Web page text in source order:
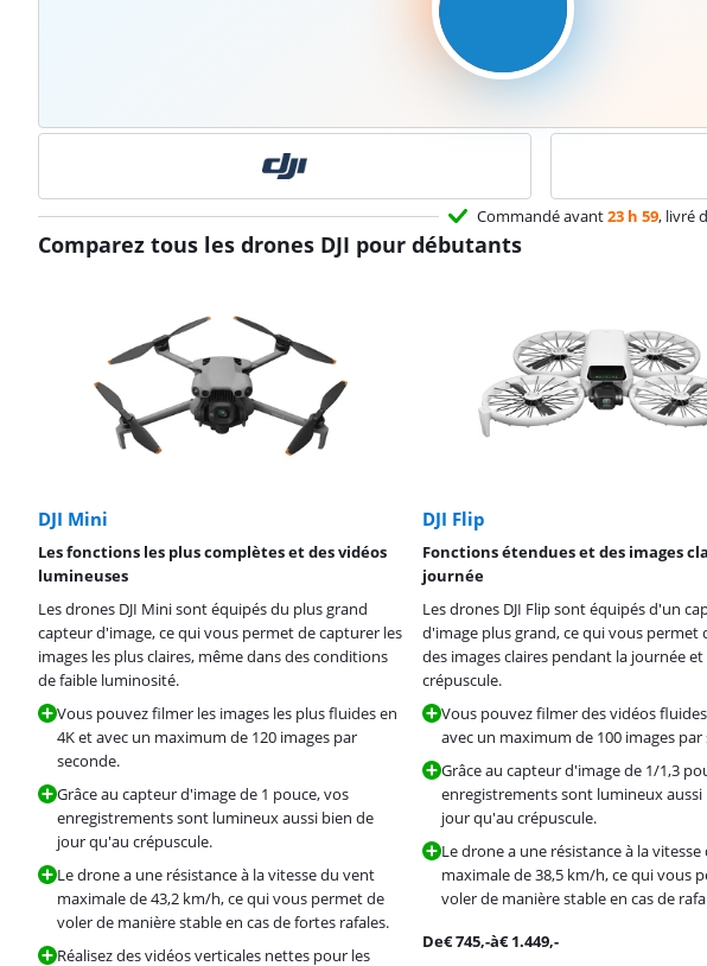
Commandé avant23 h 59, livré
Comparez tous les drones DJI pour débutants
DJI Mini
Les fonctions les plus complètes et des vidéos
lumineuses
Les drones DJI Mini sont équipés du plus grand
capteur d'image, ce qui vous permet de capturer les
images les plus claires, même dans des conditions
de faible luminosité.
Vous pouvez filmer les images les plus fluides en
4K et avec un maximum de 120 images par
seconde.
Grâce au capteur d'image de 1 pouce, vos
enregistrements sont lumineux aussi bien de
jour qu'au crépuscule.
Le drone a une résistance à la vitesse du vent
maximale de 43,2 km/h, ce qui vous permet de
voler de manière stable en cas de fortes rafales.
Réalisez des vidéos verticales nettes pour les
DJI Flip
Fonctions étendues et des images
journée
Les drones DJI Flip sont équipés d'un
d'image plus grand, ce qui vous permet
des images claires pendant la journée et
crépuscule.
Vous pouvez filmer des vidéos
avec un maximum de 100 images par
Grâce au capteur d'image de 1/1,3
enregistrements sont lumineux aussi
jour qu'au crépuscule.
Le drone a une résistance à la
maximale de 38,5 km/h, ce qui vous
voler de manière stable en cas de
De€745,-à€1.449,-